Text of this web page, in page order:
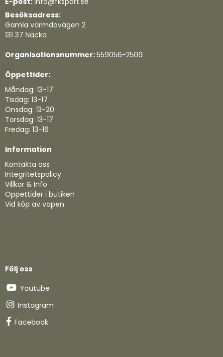
Besöksadress:
Gamla värmdövägen 2
131 37 Nacka
Organisationsnummer:559056-2509
Öppettider:
Måndag: 13-17
Tisdag: 13-17
Onsdag: 13-20
Torsdag: 13-17
Fredag: 13-16
Information
Kontakta oss
Integritetspolicy
Villkor & Info
Öppettider i butiken
Vid köp av vapen
Följ oss
Youtube
Instagram
Facebook